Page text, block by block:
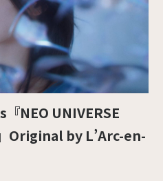
NEO UNIVERSE
Original by L’Arc-en-